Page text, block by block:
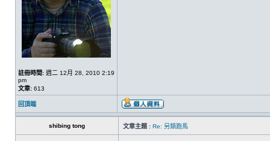
註冊時間: 週二 12月 28, 2010 2:19
pm
文章: 613
回頂端
shibing tong 文章主題 : Re: 另類跑馬